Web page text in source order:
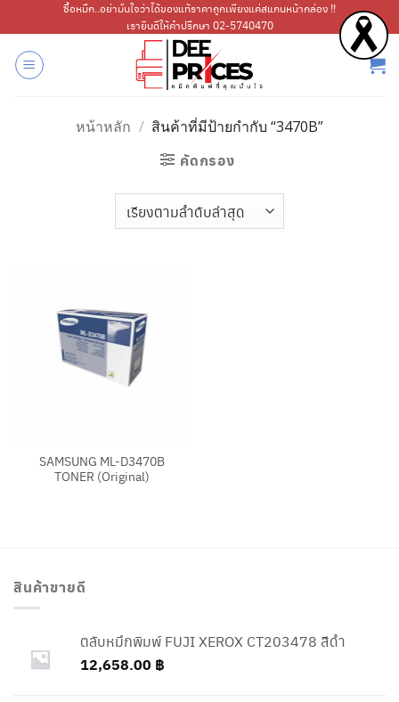
ไป
เนื้อหา
ซื้อหมึก..อย่ามั่นใจว่าได้ของแท้ราคาถูกเพียงแค่สแกนหน้ากล่อง !!
เรายินดีให้คำปรึกษา 02-5740470
หน้าหลัก / สินค้าที่มีป้ายกำกับ “3470B”
คัดกรอง
SAMSUNG ML-D3470B
TONER (Original)
สินค้าขายดี
ตลับหมึกพิมพ์ FUJI XEROX CT203478 สีดำ
12,658.00 ฿